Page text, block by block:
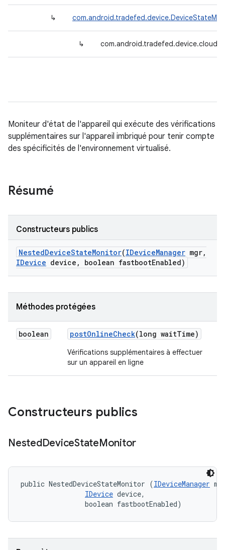
↳
↳
Moniteur d'état de l'appareil qui exécute des vérifications
supplémentaires sur l'appareil imbriqué pour tenir compte
des spécificités de l'environnement virtualisé.
Résumé
Constructeurs publics
NestedDeviceStateMonitor(IDeviceManager mgr,
IDevice device , boolean fastbootEnabled)
Méthodes protégées
boolean postOnlineCheck(long waitTime)
Vérifications supplémentaires à effectuer
sur un appareil en ligne
Constructeurs publics
NestedDeviceStateMonitor
public NestedDeviceStateMonitor (IDeviceManager
IDevice device,
                boolean fastbootEnabled)